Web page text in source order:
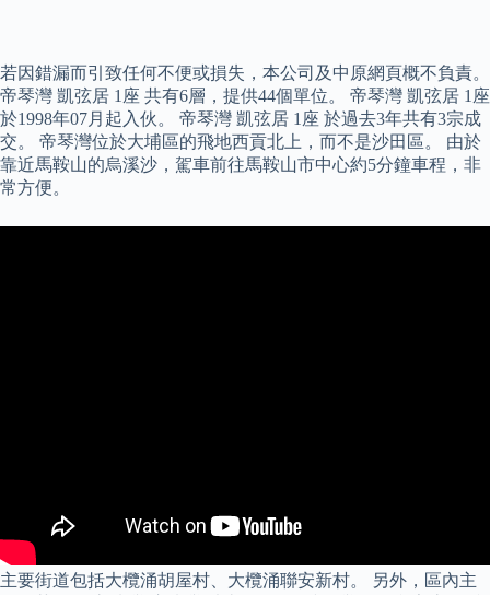
若因錯漏而引致任何不便或損失，本公司及中原網頁概不負責。
帝琴灣 凱弦居 1座 共有6層，提供44個單位。 帝琴灣 凱弦居 1座
於1998年07月起入伙。 帝琴灣 凱弦居 1座 於過去3年共有3宗成
交。 帝琴灣位於大埔區的飛地西貢北上，而不是沙田區。 由於
靠近馬鞍山的烏溪沙，駕車前往馬鞍山市中心約5分鐘車程，非
常方便。
主要街道包括大欖涌胡屋村、大欖涌聯安新村。 另外，區內主